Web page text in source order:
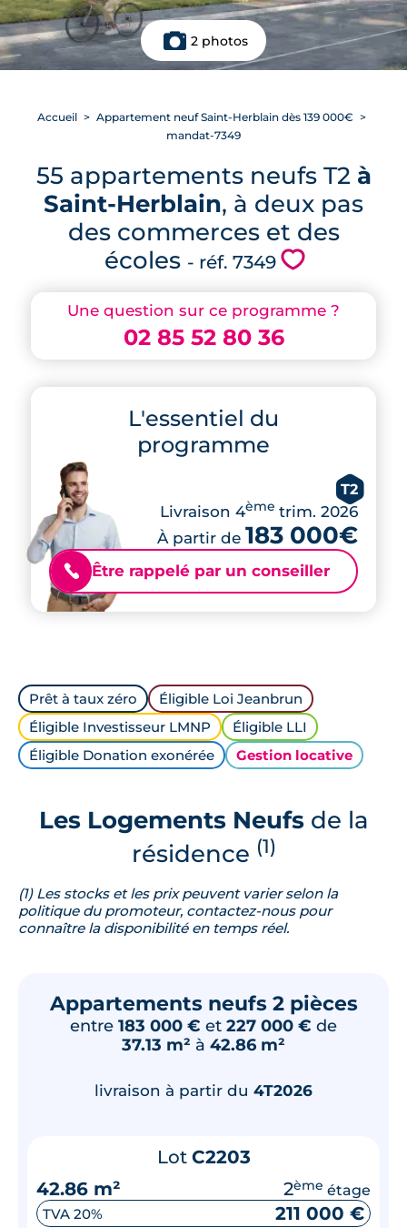
2 photos
Une question sur ce programme ?
02 85 52 80 36
L'essentiel du
programme
T2
Livraison 4ème trim. 2026
À partir de 183 000€
📞 Être rappelé par un conseiller
Accueil
Appartement neuf Saint-Herblain dès 139 000€
mandat-7349
55 appartements neufs T2 à
Saint-Herblain, à deux pas
des commerces et des
écoles - réf. 7349 💗
Prêt à taux zéro
Éligible Loi Jeanbrun
Éligible Investisseur LMNP
Éligible LLI
Éligible Donation exonérée
Gestion locative
Les Logements Neufsde la
résidence (1)
(1) Les stocks et les prix peuvent varier selon la
politique du promoteur, contactez-nous pour
connaître la disponibilité en temps réel.
Appartements neufs 2 pièces
entre 183 000 € et 227 000 € de
37.13 m² à 42.86 m²
livraison à partir du 4T2026
Lot C2203
42.86 m²
2ème étage
TVA 20% 211 000 €